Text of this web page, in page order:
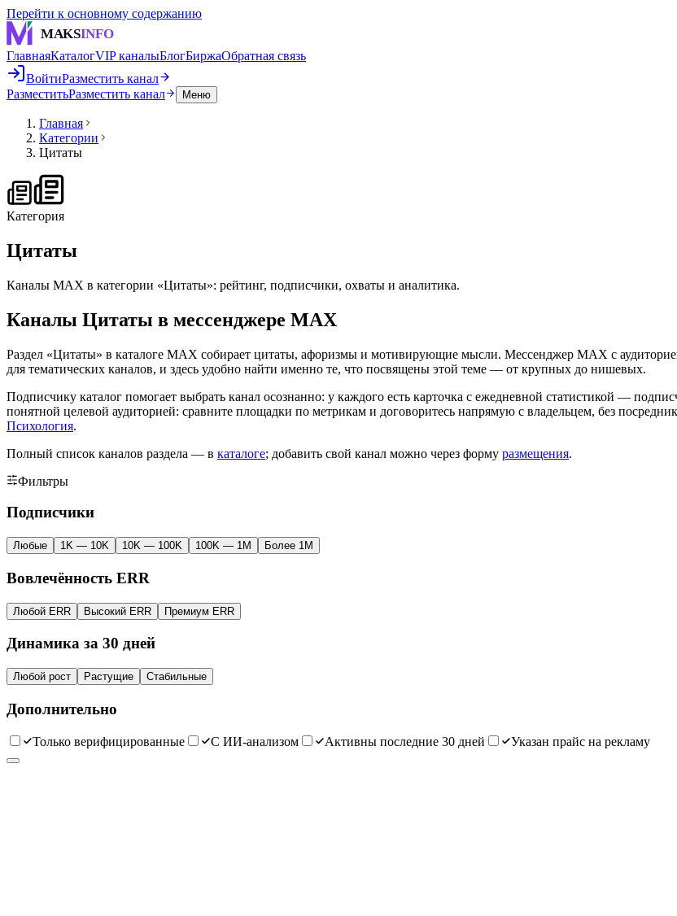
Перейти к основному содержанию
MAKSINFO
ГлавнаяКаталогVIP каналыБлогБиржаОбратная связь
ВойтиРазместить канал
РазместитьРазместить канал Меню
Главная
Категории
Цитаты
Категория
Цитаты
Каналы MAX в категории «Цитаты»: рейтинг, подписчики, охваты и аналитика.
Каналы Цитаты в мессенджере MAX
Раздел «Цитаты» в каталоге MAX собирает цитаты, афоризмы и мотивирующие мысли. Мессенджер MAX с
для тематических каналов, и здесь удобно найти именно те, что посвящены этой теме — от крупных до нишевых.
Подписчику каталог помогает выбрать канал осознанно: у каждого есть карточка с ежедневной статистикой —
понятной целевой аудиторией: сравните площадки по метрикам и договоритесь напрямую с владельцем, без
Психология.
Полный список каналов раздела — в каталоге; добавить свой канал можно через форму размещения.
Фильтры
Подписчики
Любые 1K — 10K 10K — 100K 100K — 1M Более 1M
Вовлечённость ERR
Любой ERR Высокий ERR Премиум ERR
Динамика за 30 дней
Любой рост Растущие Стабильные
Дополнительно
Только верифицированные С ИИ-анализом Активны последние 30 дней Указан прайс на рекламу